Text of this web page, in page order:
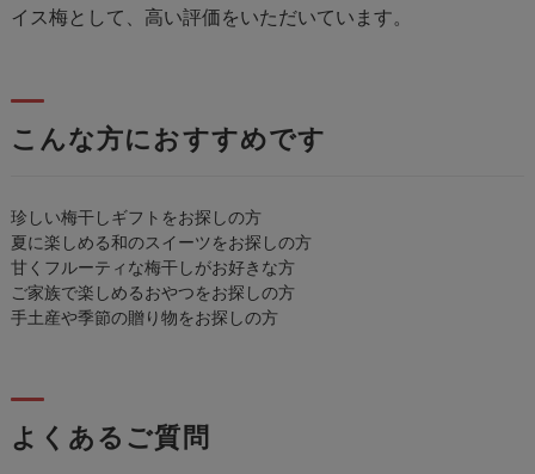
イス梅として、高い評価をいただいています。
こんな方におすすめです
珍しい梅干しギフトをお探しの方
夏に楽しめる和のスイーツをお探しの方
甘くフルーティな梅干しがお好きな方
ご家族で楽しめるおやつをお探しの方
手土産や季節の贈り物をお探しの方
よくあるご質問